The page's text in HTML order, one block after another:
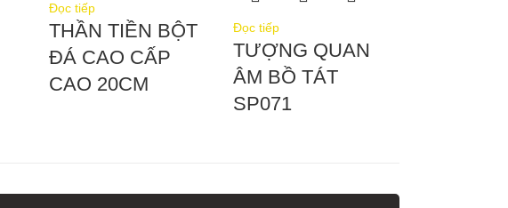
Đọc tiếp
THẦN TIỀN BỘT
ĐÁ CAO CẤP
CAO 20CM
Đọc tiếp
TƯỢNG QUAN
ÂM BỒ TÁT
SP071